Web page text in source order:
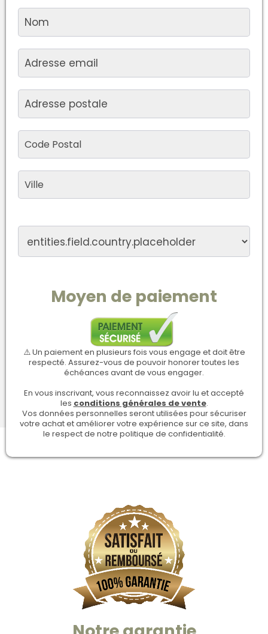
Moyen de paiement
⚠️ Un paiement en plusieurs fois vous engage et doit être
respecté. Assurez-vous de pouvoir honorer toutes les
échéances avant de vous engager.
En vous inscrivant, vous reconnaissez avoir lu et accepté
les conditions générales de vente.
Vos données personnelles seront utilisées pour sécuriser
votre achat et améliorer votre expérience sur ce site, dans
le respect de notre politique de confidentialité.